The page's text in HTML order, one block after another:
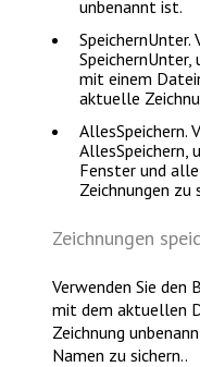
unbenannt ist.
SpeichernUnter.
SpeichernUnter,
mit einem
aktuelle
AllesSpeichern.
AllesSpeichern
Fenster und
Zeichnungen zu
Zeichnungen
Verwenden Sie den
mit dem aktuellen
Zeichnung
Namen zu sichern..